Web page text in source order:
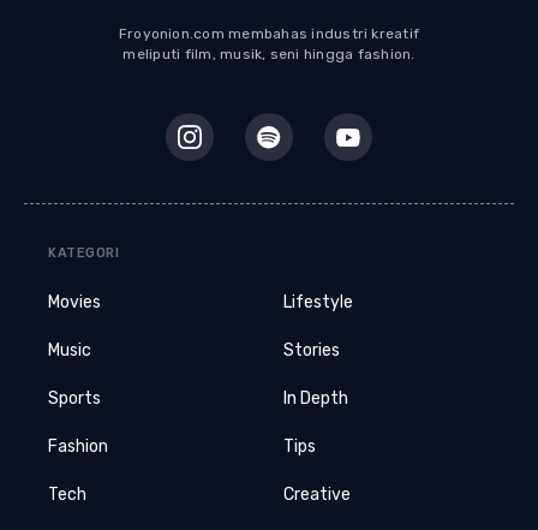
KATEGORI
Movies
Music
Sports
Fashion
Tech
Lifestyle
Stories
In Depth
Tips
Creative
Froyonion.com membahas industri kreatif
meliputi film, musik, seni hingga fashion.